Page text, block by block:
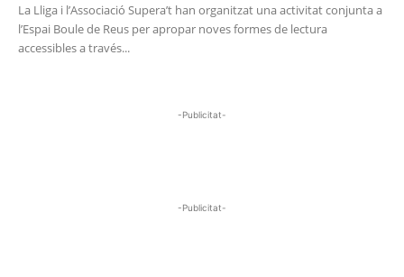
La Lliga i l’Associació Supera’t han organitzat una activitat conjunta a
l’Espai Boule de Reus per apropar noves formes de lectura
accessibles a través...
-Publicitat-
-Publicitat-